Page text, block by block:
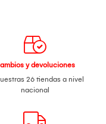
y devoluciones
26 tiendas a nivel
nacional